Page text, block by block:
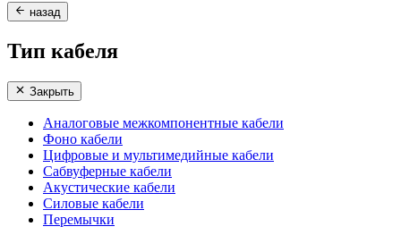
назад
Тип кабеля
Закрыть
Аналоговые межкомпонентные кабели
Фоно кабели
Цифровые и мультимедийные кабели
Сабвуферные кабели
Акустические кабели
Силовые кабели
Перемычки